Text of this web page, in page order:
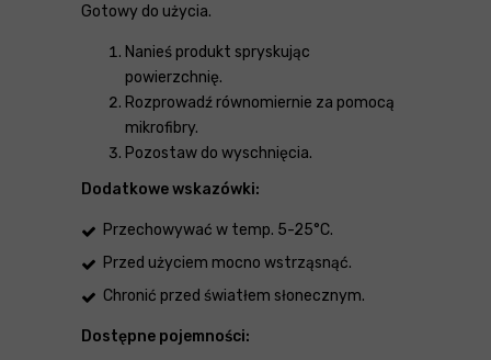
Gotowy do użycia.
Nanieś produkt spryskując
powierzchnię.
Rozprowadź równomiernie za pomocą
mikrofibry.
Pozostaw do wyschnięcia.
Dodatkowe wskazówki:
Przechowywać w temp. 5-25°C.
Przed użyciem mocno wstrząsnąć.
Chronić przed światłem słonecznym.
Dostępne pojemności: